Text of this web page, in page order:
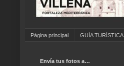
Página principal GUÍA TURÍSTICA
Envía tus fotos a…